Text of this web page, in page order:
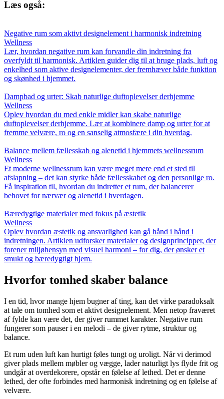
Læs også:
Negative rum som aktivt designelement i harmonisk indretning
Wellness
Lær, hvordan negative rum kan forvandle din indretning fra
overfyldt til harmonisk. Artiklen guider dig til at bruge plads, luft og
enkelhed som aktive designelementer, der fremhæver både funktion
og skønhed i hjemmet.
Dampbad og urter: Skab naturlige duftoplevelser derhjemme
Wellness
Oplev hvordan du med enkle midler kan skabe naturlige
duftoplevelser derhjemme. Lær at kombinere damp og urter for at
fremme velvære, ro og en sanselig atmosfære i din hverdag.
Balance mellem fællesskab og alenetid i hjemmets wellnessrum
Wellness
Et moderne wellnessrum kan være meget mere end et sted til
afslapning – det kan styrke både fællesskabet og den personlige ro.
Få inspiration til, hvordan du indretter et rum, der balancerer
behovet for nærvær og alenetid i hverdagen.
Bæredygtige materialer med fokus på æstetik
Wellness
Oplev hvordan æstetik og ansvarlighed kan gå hånd i hånd i
indretningen. Artiklen udforsker materialer og designprincipper, der
forener miljøhensyn med visuel harmoni – for dig, der ønsker et
smukt og bæredygtigt hjem.
Hvorfor tomhed skaber balance
I en tid, hvor mange hjem bugner af ting, kan det virke paradoksalt
at tale om tomhed som et aktivt designelement. Men netop fraværet
af fylde kan være det, der giver rummet karakter. Negative rum
fungerer som pauser i en melodi – de giver rytme, struktur og
balance.
Et rum uden luft kan hurtigt føles tungt og uroligt. Når vi derimod
giver plads mellem møbler og vægge, lader naturligt lys flyde frit og
undgår at overdekorere, opstår en følelse af lethed. Det er denne
lethed, der ofte forbindes med harmonisk indretning og en følelse af
velvære.